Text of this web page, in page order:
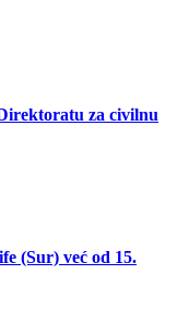
za civilnu
(Sur) već od 15.